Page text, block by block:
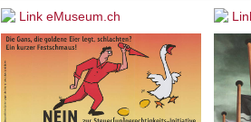
Link eMuseum.ch